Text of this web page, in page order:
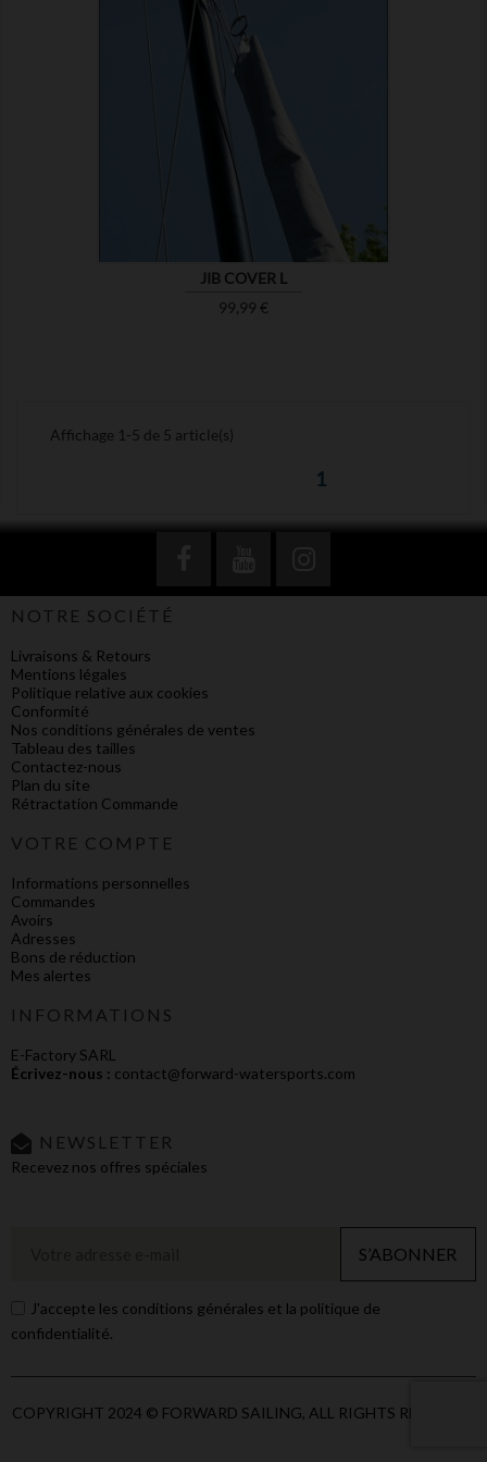
JIB COVER L
Prix
99,99 €
Affichage 1-5 de 5 article(s)
1
NOTRE SOCIÉTÉ
Livraisons & Retours
Mentions légales
Politique relative aux cookies
Conformité
Nos conditions générales de ventes
Tableau des tailles
Contactez-nous
Plan du site
Rétractation Commande
VOTRE COMPTE
Informations personnelles
Commandes
Avoirs
Adresses
Bons de réduction
Mes alertes
INFORMATIONS
E-Factory SARL
Écrivez-nous : contact@forward-watersports.com
NEWSLETTER
Recevez nos offres spéciales
S’ABONNER
J'accepte les conditions générales et la politique de
confidentialité.
COPYRIGHT 2024 © FORWARD SAILING, ALL RIGHTS RESERVED